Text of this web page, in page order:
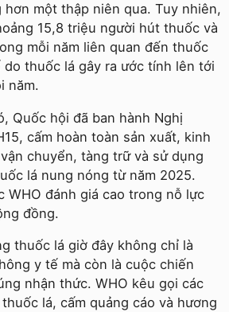
hơn một thập niên qua. Tuy nhiên,
15,8 triệu người hút thuốc và
mỗi năm liên quan đến thuốc
thuốc lá gây ra ước tính lên tới
năm.
Quốc hội đã ban hành Nghị
cấm hoàn toàn sản xuất, kinh
chuyển, tàng trữ và sử dụng
lá nung nóng từ năm 2025.
WHO đánh giá cao trong nỗ lực
đồng.
thuốc lá giờ đây không chỉ là
y tế mà còn là cuộc chiến
nhận thức. WHO kêu gọi các
lá, cấm quảng cáo và hương